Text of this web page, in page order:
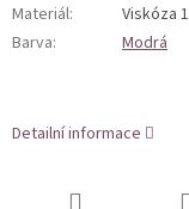
Materiál:
Viskóza
Barva: Modrá
Detailní informace